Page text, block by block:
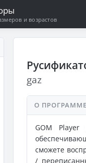
и возрастов
gaz
О ПРОГРАММЕ
GOM
сможете
/